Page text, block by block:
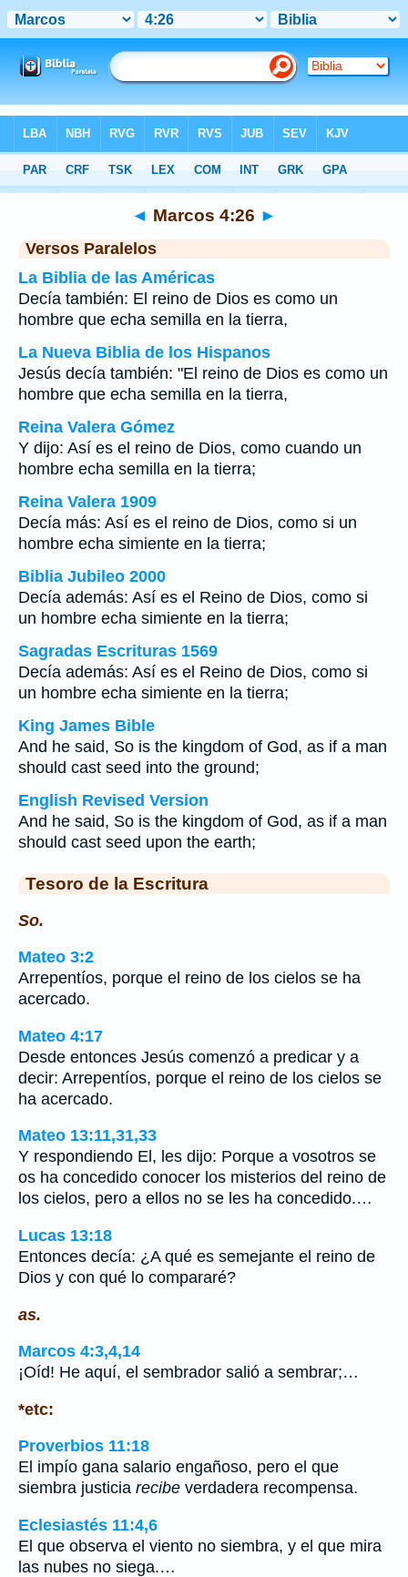
>Marcos Capítulo 4> Verso 26
◄ Marcos 4:26 ►
Versos Paralelos
La Biblia de las Américas
Decía también: El reino de Dios es como un
hombre que echa semilla en la tierra,
La Nueva Biblia de los Hispanos
Jesús decía también: "El reino de Dios es como un
hombre que echa semilla en la tierra,
Reina Valera Gómez
Y dijo: Así es el reino de Dios, como cuando un
hombre echa semilla en la tierra;
Reina Valera 1909
Decía más: Así es el reino de Dios, como si un
hombre echa simiente en la tierra;
Biblia Jubileo 2000
Decía además: Así es el Reino de Dios, como si
un hombre echa simiente en la tierra;
Sagradas Escrituras 1569
Decía además: Así es el Reino de Dios, como si
un hombre echa simiente en la tierra;
King James Bible
And he said, So is the kingdom of God, as if a man
should cast seed into the ground;
English Revised Version
And he said, So is the kingdom of God, as if a man
should cast seed upon the earth;
Tesoro de la Escritura
So.
Mateo 3:2
Arrepentíos, porque el reino de los cielos se ha
acercado.
Mateo 4:17
Desde entonces Jesús comenzó a predicar y a
decir: Arrepentíos, porque el reino de los cielos se
ha acercado.
Mateo 13:11,31,33
Y respondiendo El, les dijo: Porque a vosotros se
os ha concedido conocer los misterios del reino de
los cielos, pero a ellos no se les ha concedido.…
Lucas 13:18
Entonces decía: ¿A qué es semejante el reino de
Dios y con qué lo compararé?
as.
Marcos 4:3,4,14
¡Oíd! He aquí, el sembrador salió a sembrar;…
*etc:
Proverbios 11:18
El impío gana salario engañoso, pero el que
siembra justicia recibe verdadera recompensa.
Eclesiastés 11:4,6
El que observa el viento no siembra, y el que mira
las nubes no siega.…